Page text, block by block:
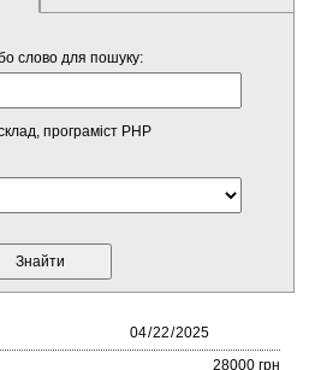
слово для пошуку:
програміст PHP
28000 грн